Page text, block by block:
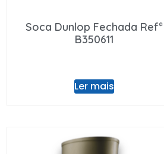
Soca Dunlop Fechada Refª
B350611
Ler mais